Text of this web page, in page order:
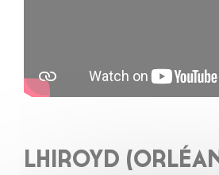
LHIROYD